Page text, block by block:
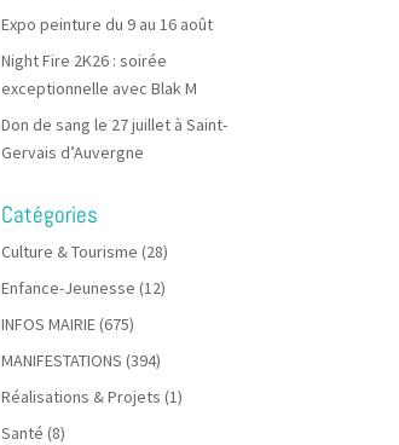
Expo peinture du 9 au 16 août
Night Fire 2K26 : soirée
exceptionnelle avec Blak M
Don de sang le 27 juillet à Saint-
Gervais d’Auvergne
Catégories
Culture & Tourisme (28)
Enfance-Jeunesse (12)
INFOS MAIRIE(675)
MANIFESTATIONS (394)
Réalisations & Projets (1)
Santé (8)